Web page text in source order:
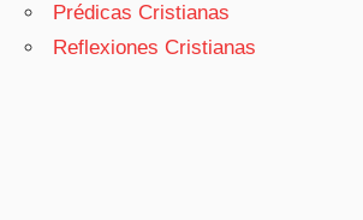
Prédicas Cristianas
Reflexiones Cristianas